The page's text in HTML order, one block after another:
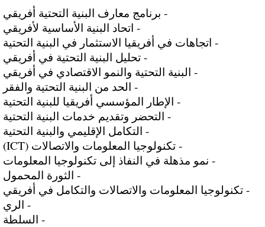
- برنامج معارف البنية التحتية أفريقي
- اتحاد البنية الأساسية لأفريقي
- اتجاهات في أفريقيا الاستثمار في البنية التحتية
- تحليل البنية التحتية في أفريقي
- البنية التحتية والنمو الاقتصادي في أفريقي
- الحد من البنية التحتية والفقر
- الإطار المؤسسي أفريقيا للبنية التحتية
- التحضر وتقديم خدمات البنية التحتية
- التكامل الإقليمي والبنية التحتية
- تكنولوجيا المعلومات والاتصالات (ICT)
- نمو مذهلة في النفاذ إلى تكنولوجيا المعلومات
- الثورة المحمول
- تكنولوجيا المعلومات والاتصالات والتكامل في أفريقي
- الري
- السلطة